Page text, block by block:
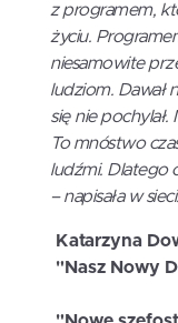
z programem,
życiu.
niesamowite
ludziom. Dawał
się nie pochylał.
To mnóstwo
ludźmi. Dlatego
– napisała w sieci.
Katarzyna
"Nasz Nowy